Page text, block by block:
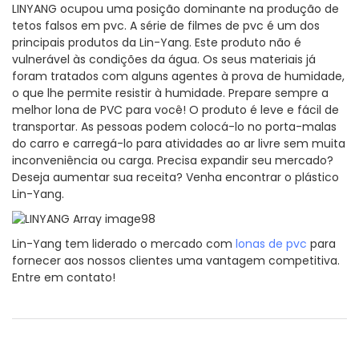
LINYANG ocupou uma posição dominante na produção de
tetos falsos em pvc. A série de filmes de pvc é um dos
principais produtos da Lin-Yang. Este produto não é
vulnerável às condições da água. Os seus materiais já
foram tratados com alguns agentes à prova de humidade,
o que lhe permite resistir à humidade. Prepare sempre a
melhor lona de PVC para você! O produto é leve e fácil de
transportar. As pessoas podem colocá-lo no porta-malas
do carro e carregá-lo para atividades ao ar livre sem muita
inconveniência ou carga. Precisa expandir seu mercado?
Deseja aumentar sua receita? Venha encontrar o plástico
Lin-Yang.
Lin-Yang tem liderado o mercado com lonas de pvc para
fornecer aos nossos clientes uma vantagem competitiva.
Entre em contato!